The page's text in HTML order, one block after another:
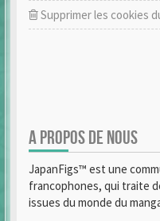
Supprimer les cookies
A PROPOS DE NOUS
JapanFigs™ est une
francophones, qui traite
issues du monde du